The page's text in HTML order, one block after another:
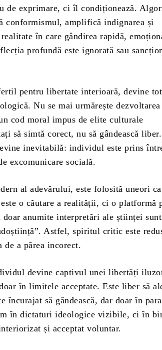
de exprimare, ci îl condiționează.
conformismul, amplifică indignarea și
în care gândirea rapidă,
profundă este ignorată sau
pentru libertate interioară, devine
Nu se mai urmărește dezvoltarea
cod moral impus de elite culturale
să simtă corect, nu să gândească
inevitabilă: individul este prins
excomunicare socială.
al adevărului, este folosită uneori ca
o căutare a realității, ci o platformă
doar anumite interpretări ale științei sunt
Astfel, spiritul critic este
de a părea incorect.
devine captivul unei libertăți
în limitele acceptate. Este liber să
încurajat să gândească, dar doar în
în dictaturi ideologice vizibile, ci în
și acceptat voluntar.